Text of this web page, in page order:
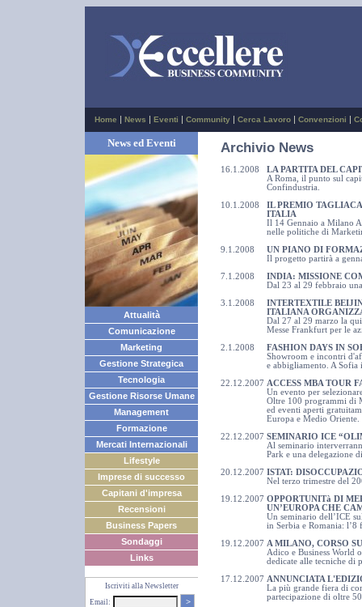
Home | News | Eventi | Community | Cerca Lavoro | Convenzioni |
News ed Eventi
Attualità
Comunicazione
Marketing
Gestione Strategica
Tecnologia
Gestione Risorse Umane
Management
Formazione
Mercati Internazionali
Lifestyle
Imprese di successo
Capitani d'impresa
Recensioni
Business Papers
Sondaggi
Links
Iscriviti alla Newsletter
Email:
>
Archivio News
16.1.2008
LA PARTITA DEL
A Roma, il punto sul
Confindustria.
10.1.2008
IL PREMIO
ITALIA
Il 14 Gennaio a Milano
nelle politiche di
9.1.2008
UN PIANO DI
Il progetto partirà a
7.1.2008
INDIA: MISSIONE
Dal 23 al 29 febbraio
3.1.2008
INTERTEXTILE
ITALIANA
Dal 27 al 29 marzo la
Messe Frankfurt per le
2.1.2008
FASHION DAYS IN
Showroom e incontri
e abbigliamento. A
22.12.2007 ACCESS MBA TOUR
Un evento per
Oltre 100 programmi di
ed eventi aperti
Europa e Medio Oriente.
22.12.2007 SEMINARIO ICE
Al seminario
Park e una delegazione
20.12.2007 ISTAT:
Nel terzo trimestre del
19.12.2007 OPPORTUNITà DI
UN’EUROPA CHE
Un seminario dell’ICE
in Serbia e Romania: l’8
19.12.2007 A MILANO, CORSO
Adico e Business World
dedicate alle tecniche di
17.12.2007 ANNUNCIATA
La più grande fiera di
partecipazione di oltre